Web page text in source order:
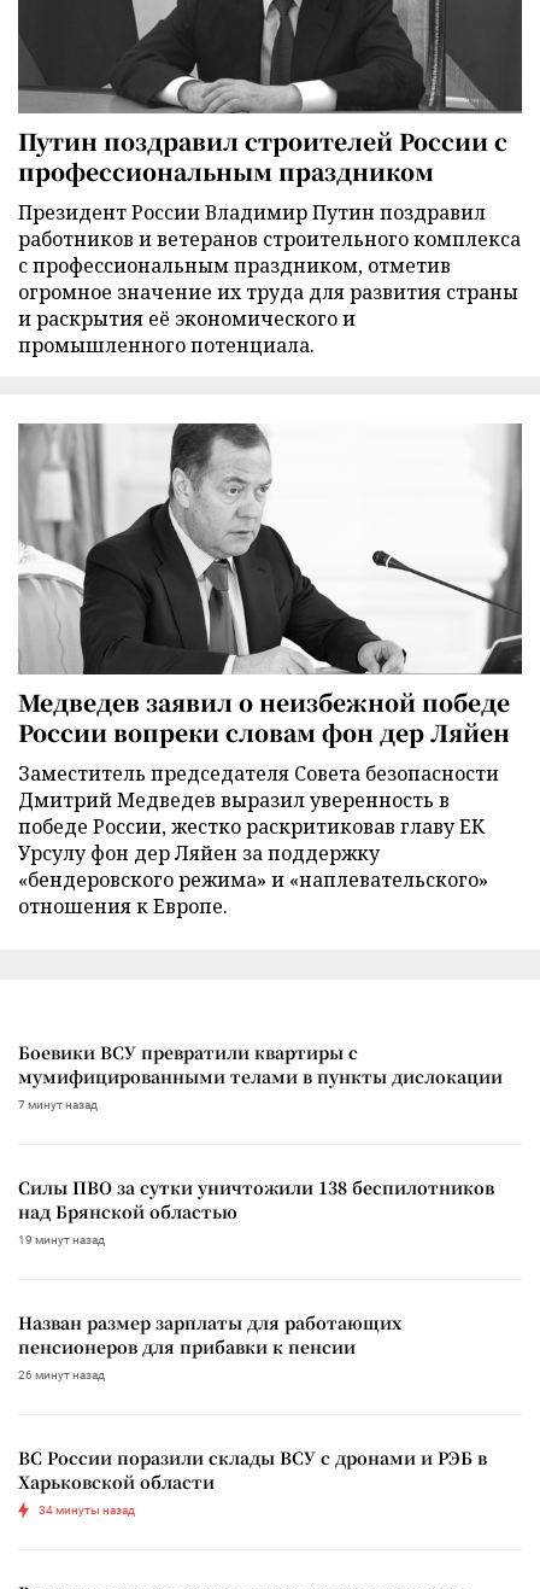
Путин поздравил строителей России с
профессиональным праздником
Президент России Владимир Путин поздравил
работников и ветеранов строительного комплекса
с профессиональным праздником, отметив
огромное значение их труда для развития страны
и раскрытия её экономического и
промышленного потенциала.
Медведев заявил о неизбежной победе
России вопреки словам фон дер Ляйен
Заместитель председателя Совета безопасности
Дмитрий Медведев выразил уверенность в
победе России, жестко раскритиковав главу ЕК
Урсулу фон дер Ляйен за поддержку
«бендеровского режима» и «наплевательского»
отношения к Европе.
Боевики ВСУ превратили квартиры с
мумифицированными телами в пункты дислокации
7 минут назад
Силы ПВО за сутки уничтожили 138 беспилотников
над Брянской областью
19 минут назад
Назван размер зарплаты для работающих
пенсионеров для прибавки к пенсии
26 минут назад
ВС России поразили склады ВСУ с дронами и РЭБ в
Харьковской области
34 минуты назад